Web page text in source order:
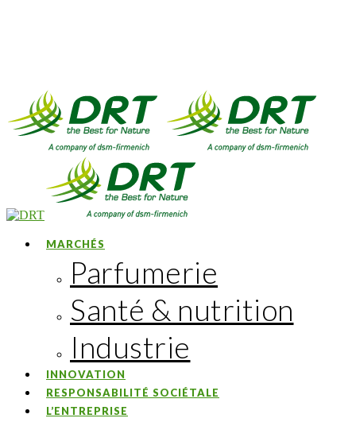
MARCHÉS
Parfumerie
Santé & nutrition
Industrie
INNOVATION
RESPONSABILITÉ SOCIÉTALE
L’ENTREPRISE